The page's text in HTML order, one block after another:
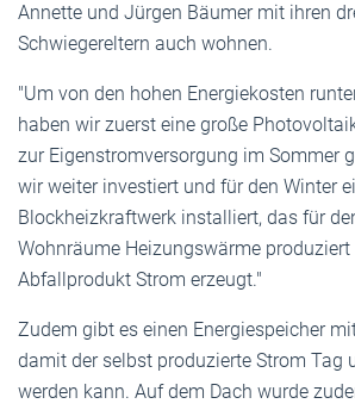
Annette und Jürgen Bäumer mit ihren
Schwiegereltern auch wohnen.
"Um von den hohen Energiekosten
haben wir zuerst eine große
zur Eigenstromversorgung im Sommer
wir weiter investiert und für den Winter
Blockheizkraftwerk installiert, das für
Wohnräume Heizungswärme
Abfallprodukt Strom erzeugt."
Zudem gibt es einen Energiespeicher
damit der selbst produzierte Strom Tag
werden kann. Auf dem Dach wurde